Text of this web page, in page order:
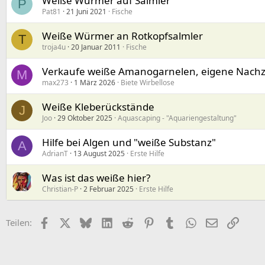
P
Pat81 21 Juni 2021 Fische
T Weiße Würmer an Rotkopfsalmler
troja4u 20 Januar 2011 Fische
M Verkaufe weiße Amanogarnelen, eigene
max273 1 März 2026 Biete Wirbellose
J Weiße Kleberückstände
Joo 29 Oktober 2025 Aquascaping - "Aquariengestaltung"
A Hilfe bei Algen und "weiße Substanz"
AdrianT 13 August 2025 Erste Hilfe
Was ist das weiße hier?
Christian-P 2 Februar 2025 Erste Hilfe
Teilen: FacebookX (Twitter)
BlueskyLinkedIn
Reddit PinterestTumblrWhatsApp
E-MailLink